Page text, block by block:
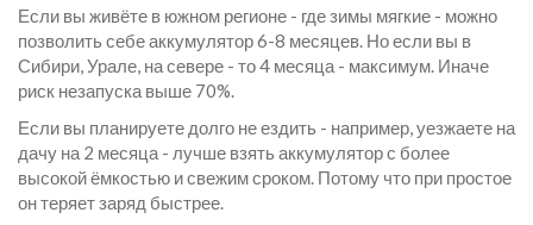
Если вы живёте в южном регионе - где зимы мягкие - можно
позволить себе аккумулятор 6-8 месяцев. Но если вы в
Сибири, Урале, на севере - то 4 месяца - максимум. Иначе
риск незапуска выше 70%.
Если вы планируете долго не ездить - например, уезжаете на
дачу на 2 месяца - лучше взять аккумулятор с более
высокой ёмкостью и свежим сроком. Потому что при простое
он теряет заряд быстрее.